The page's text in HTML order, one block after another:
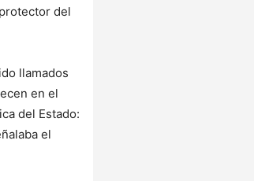
del
llamados
en el
del Estado:
el